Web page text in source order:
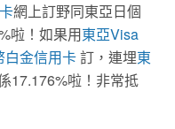
網上訂野同東亞日個
啦！如果用東亞Visa
白金信用卡訂，連埋東
17.176%啦！非常抵